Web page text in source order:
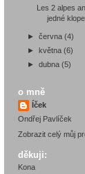
Les 2 alpes
jedné
► června (4)
► května (6)
► dubna (5)
o mně
Íček
Ondřej Pavlíček
Zobrazit celý můj
děkuji:
Kona